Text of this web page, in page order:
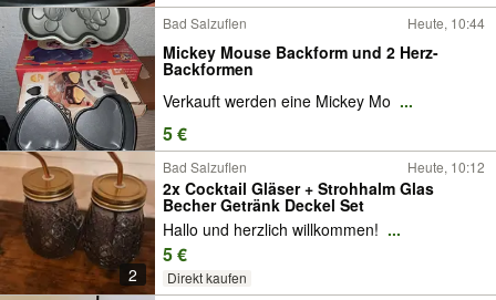
Bad Salzuflen Heute, 10:44
Mickey Mouse Backform und 2 Herz-
Backformen
Verkauft werden eine Mickey Mo ...
5 €
2
Bad Salzuflen Heute, 10:12
2x Cocktail Gläser + Strohhalm Glas
Becher Getränk Deckel Set
Hallo und herzlich willkommen! ...
5 €
Direkt kaufen